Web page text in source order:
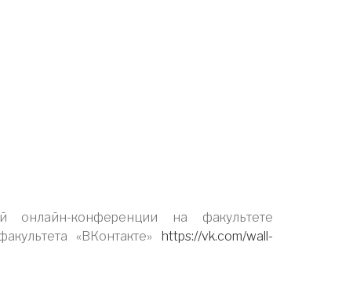
онлайн-конференции на факультете
«ВКонтакте» https://vk.com/wall-